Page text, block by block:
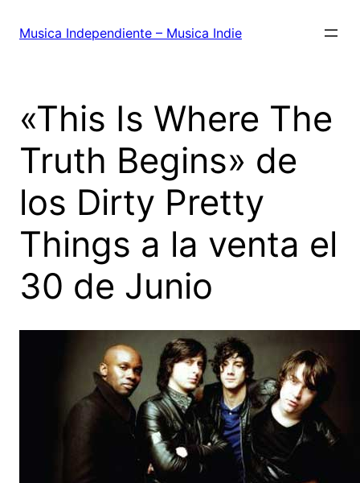
Musica Independiente – Musica Indie
«This Is Where The
Truth Begins» de
los Dirty Pretty
Things a la venta el
30 de Junio